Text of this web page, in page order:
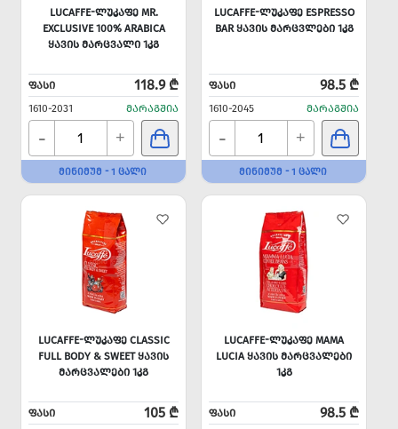
LUCAFFE-ᲚᲣᲙᲐᲤᲔ MR.
EXCLUSIVE 100% ARABICA
ᲧᲐᲕᲘᲡ ᲛᲐᲠᲪᲕᲐᲚᲘ 1ᲙᲒ
ᲤᲐᲡᲘ 118.9 ₾
1610-2031 ᲛᲐᲠᲐᲒᲨᲘᲐ
- +
ᲛᲘᲜᲘᲛᲣᲛ - 1 ᲪᲐᲚᲘ
LUCAFFE-ᲚᲣᲙᲐᲤᲔ ESPRESSO
BAR ᲧᲐᲕᲘᲡ ᲛᲐᲠᲪᲕᲚᲔᲑᲘ 1ᲙᲒ
ᲤᲐᲡᲘ 98.5 ₾
1610-2045 ᲛᲐᲠᲐᲒᲨᲘᲐ
- +
ᲛᲘᲜᲘᲛᲣᲛ - 1 ᲪᲐᲚᲘ
LUCAFFE-ᲚᲣᲙᲐᲤᲔ CLASSIC
FULL BODY & SWEET ᲧᲐᲕᲘᲡ
ᲛᲐᲠᲪᲕᲐᲚᲔᲑᲘ 1ᲙᲒ
ᲤᲐᲡᲘ 105 ₾
LUCAFFE-ᲚᲣᲙᲐᲤᲔ MAMA
LUCIA ᲧᲐᲕᲘᲡ ᲛᲐᲠᲪᲕᲐᲚᲔᲑᲘ
1ᲙᲒ
ᲤᲐᲡᲘ 98.5 ₾